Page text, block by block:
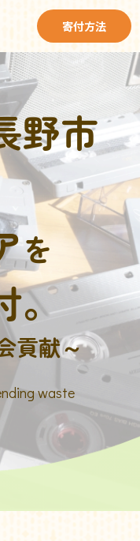
寄付方法
野市
を
。
貢献～
waste